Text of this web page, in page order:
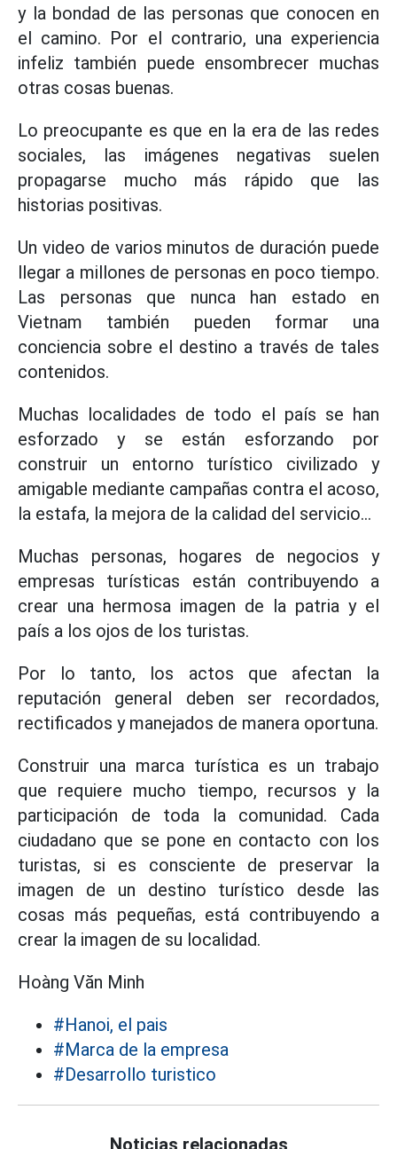
y la bondad de las personas que conocen en
el camino. Por el contrario, una experiencia
infeliz también puede ensombrecer muchas
otras cosas buenas.
Lo preocupante es que en la era de las redes
sociales, las imágenes negativas suelen
propagarse mucho más rápido que las
historias positivas.
Un video de varios minutos de duración puede
llegar a millones de personas en poco tiempo.
Las personas que nunca han estado en
Vietnam también pueden formar una
conciencia sobre el destino a través de tales
contenidos.
Muchas localidades de todo el país se han
esforzado y se están esforzando por
construir un entorno turístico civilizado y
amigable mediante campañas contra el acoso,
la estafa, la mejora de la calidad del servicio...
Muchas personas, hogares de negocios y
empresas turísticas están contribuyendo a
crear una hermosa imagen de la patria y el
país a los ojos de los turistas.
Por lo tanto, los actos que afectan la
reputación general deben ser recordados,
rectificados y manejados de manera oportuna.
Construir una marca turística es un trabajo
que requiere mucho tiempo, recursos y la
participación de toda la comunidad. Cada
ciudadano que se pone en contacto con los
turistas, si es consciente de preservar la
imagen de un destino turístico desde las
cosas más pequeñas, está contribuyendo a
crear la imagen de su localidad.
Hoàng Văn Minh
#Hanoi, el pais
#Marca de la empresa
#Desarrollo turistico
Noticias relacionadas